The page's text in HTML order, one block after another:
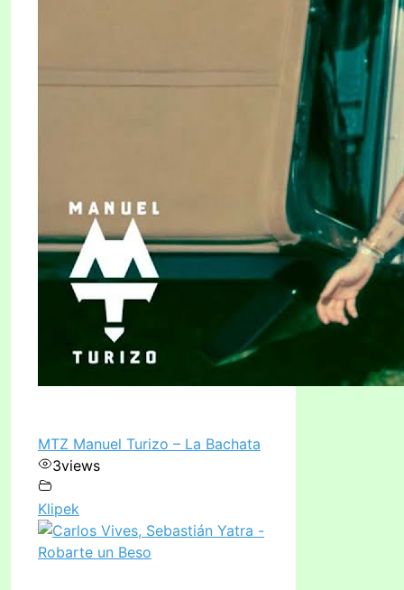
MTZ Manuel Turizo – La Bachata
3views
Klipek